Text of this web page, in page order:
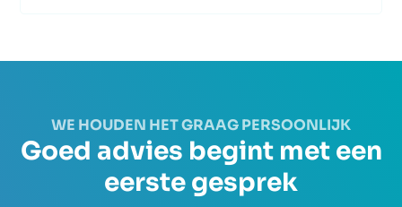
WE HOUDEN HET GRAAG PERSOONLIJK
Goed advies begint met een
eerste gesprek